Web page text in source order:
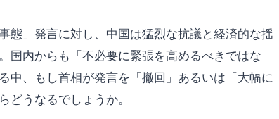
態」発言に対し、中国は猛烈な抗議と経済的な揺
国内からも「不必要に緊張を高めるべきではな
中、もし首相が発言を「撤回」あるいは「大幅に
どうなるでしょうか。